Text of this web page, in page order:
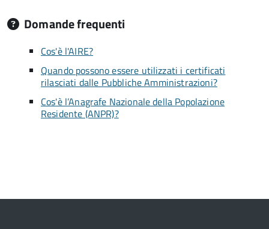
Domande frequenti
Cos'è l'AIRE?
Quando possono essere utilizzati i certificati
rilasciati dalle Pubbliche Amministrazioni?
Cos'è l’Anagrafe Nazionale della Popolazione
Residente (ANPR)?